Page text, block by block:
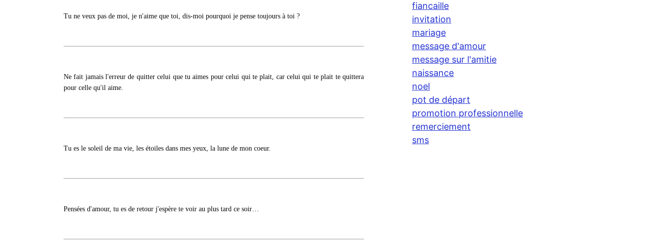
Tu ne veux pas de moi, je n'aime que toi, dis-moi pourquoi je pense toujours à toi ?
Ne fait jamais l'erreur de quitter celui que tu aimes pour celui qui te plait, car celui qui te plait te quittera
pour celle qu'il aime.
Tu es le soleil de ma vie, les étoiles dans mes yeux, la lune de mon coeur.
Pensées d'amour, tu es de retour j'espère te voir au plus tard ce soir…
fiancaille
invitation
mariage
message d'amour
message sur l'amitie
naissance
noel
pot de départ
promotion professionnelle
remerciement
sms